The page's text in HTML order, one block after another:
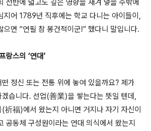
전반에 넓고도 깊은 영향을 새겨 넣을 수밖에
지어 1789년 직후에는 학교 다니는 아이들이,
으면 “연필 참 봉건적이군!” 했다니 말입니다.
랑스의 ‘연대’
정신 또는 전통 위에 놓여 있을까요? 제가
겠습니다. 선업(善業)을 쌓는다는 뜻일 텐데,
祈福)에서 왔는지 아니면 거지나 자기 자신이
공동체 구성원이라는 연대 의식에서 왔는지